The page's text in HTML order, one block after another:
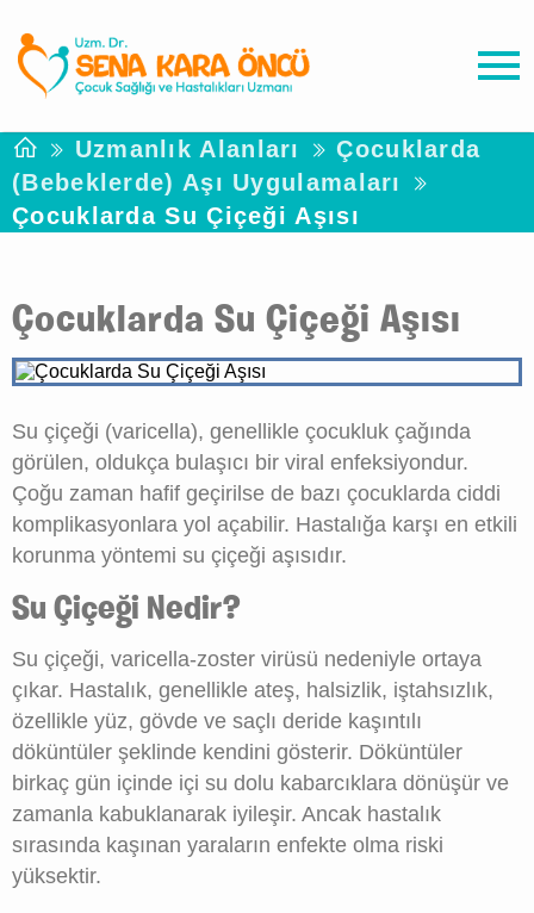
Uzmanlık Alanları
Çocuklarda
(Bebeklerde) Aşı Uygulamaları
Çocuklarda Su Çiçeği Aşısı
Çocuklarda Su Çiçeği Aşısı
Su çiçeği (varicella), genellikle çocukluk çağında
görülen, oldukça bulaşıcı bir viral enfeksiyondur.
Çoğu zaman hafif geçirilse de bazı çocuklarda ciddi
komplikasyonlara yol açabilir. Hastalığa karşı en etkili
korunma yöntemi su çiçeği aşısıdır.
Su Çiçeği Nedir?
Su çiçeği, varicella-zoster virüsü nedeniyle ortaya
çıkar. Hastalık, genellikle ateş, halsizlik, iştahsızlık,
özellikle yüz, gövde ve saçlı deride kaşıntılı
döküntüler şeklinde kendini gösterir. Döküntüler
birkaç gün içinde içi su dolu kabarcıklara dönüşür ve
zamanla kabuklanarak iyileşir. Ancak hastalık
sırasında kaşınan yaraların enfekte olma riski
yüksektir.